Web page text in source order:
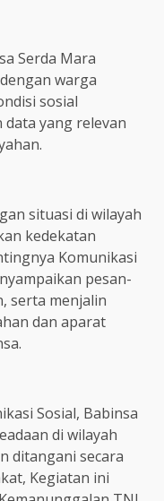
Serda Mara
warga
sosial
yang relevan
situasi di wilayah
kedekatan
Komunikasi
pesan-
serta menjalin
dan aparat
Sosial, Babinsa
di wilayah
ditangani secara
Kegiatan ini